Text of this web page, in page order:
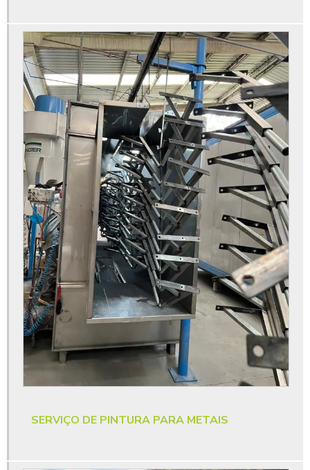
Metalização a vácuo para peças
Metalização a vácuo preço
Metalização a vácuo valor
Orçamento de cromagem em peças industriais
Orçamento de cromagem em peças plásticas industriais
Orçamento de metalização a vácuo
Orçamento de metalização a vácuo para peças
Orçamento de pintura eletrostática a pó para metais
Orçamento de pintura eletrostática para empresa
Orçamento de pintura epóxi para indústria
Orçamento de pintura para metais industriais
Pintura a pó para metais industriais
Pintura eletrostática a pó
Pintura eletrostática a pó em alumínio
Pintura eletrostática a pó orçamento
SERVIÇO DE PINTURA PARA METAIS